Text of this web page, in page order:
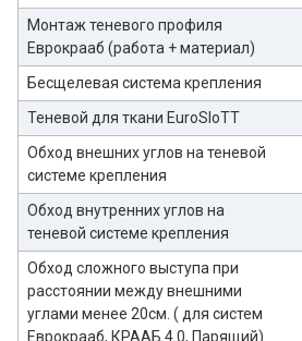
Монтаж теневого профиля
Еврокрааб (работа + материал)
Бесщелевая система крепления
Теневой для ткани EuroSloTT
Обход внешних углов на теневой
системе крепления
Обход внутренних углов на
теневой системе крепления
Обход сложного выступа при
расстоянии между внешними
углами менее 20см. ( для систем
Еврокрааб, КРААБ 4.0, Парящий)